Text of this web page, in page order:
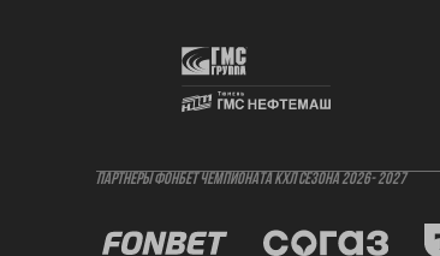
ПАРТНЕРЫ ФОНБЕТ ЧЕМПИОНАТА КХЛ СЕЗОНА 2026- 2027